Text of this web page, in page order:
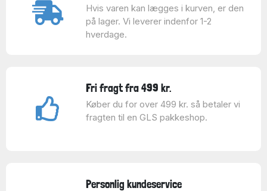
Hvis varen kan lægges i kurven, er den
på lager. Vi leverer indenfor 1-2
hverdage.
Fri fragt fra 499 kr.
Køber du for over 499 kr. så betaler vi
fragten til en GLS pakkeshop.
Personlig kundeservice